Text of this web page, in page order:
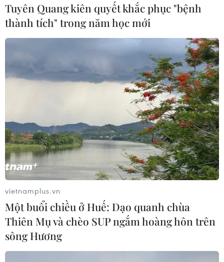
Tuyên Quang kiên quyết khắc phục "bệnh
thành tích" trong năm học mới
vietnamplus.vn
Một buổi chiều ở Huế: Dạo quanh chùa
Thiên Mụ và chèo SUP ngắm hoàng hôn trên
sông Hương